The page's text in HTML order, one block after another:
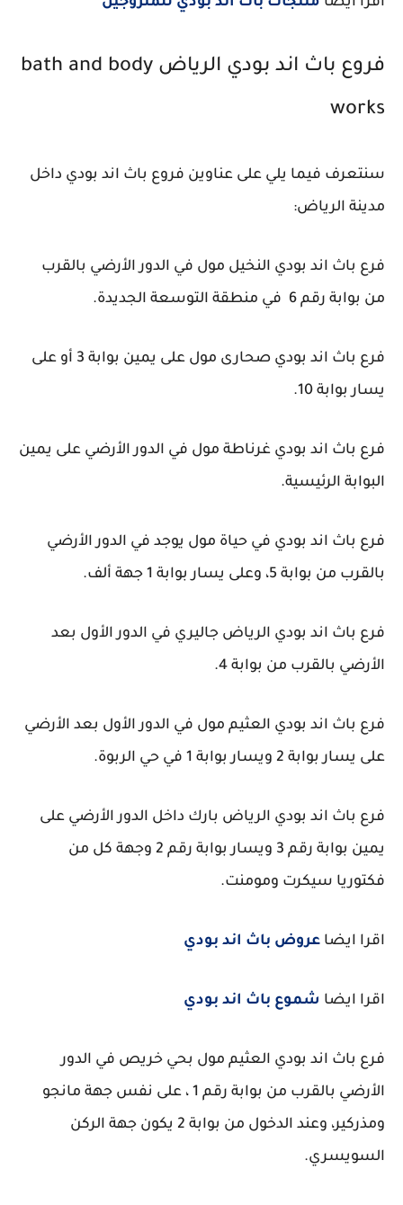
فروع باث اند بودي الرياض bath and body
works
سنتعرف فيما يلي على عناوين فروع باث اند بودي داخل
مدينة الرياض:
فرع باث اند بودي النخيل مول في الدور الأرضي بالقرب
من بوابة رقم 6 في منطقة التوسعة الجديدة.
فرع باث اند بودي صحارى مول على يمين بوابة 3 أو على
يسار بوابة 10.
فرع باث اند بودي غرناطة مول في الدور الأرضي على يمين
البوابة الرئيسية.
فرع باث اند بودي في حياة مول يوجد في الدور الأرضي
بالقرب من بوابة 5، وعلى يسار بوابة 1 جهة ألف.
فرع باث اند بودي الرياض جاليري في الدور الأول بعد
الأرضي بالقرب من بوابة 4.
فرع باث اند بودي العثيم مول في الدور الأول بعد الأرضي
على يسار بوابة 2 ويسار بوابة 1 في حي الربوة.
فرع باث اند بودي الرياض بارك داخل الدور الأرضي على
يمين بوابة رقم 3 ويسار بوابة رقم 2 وجهة كل من
فكتوريا سيكرت ومومنت.
اقرا ايضا عروض باث اند بودي
اقرا ايضا شموع باث اند بودي
فرع باث اند بودي العثيم مول بحي خريص في الدور
الأرضي بالقرب من بوابة رقم 1 ، على نفس جهة مانجو
ومذركير، وعند الدخول من بوابة 2 يكون جهة الركن
السويسري.